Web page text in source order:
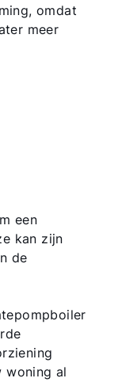
omdat
meer
een
kan zijn
de
woning al